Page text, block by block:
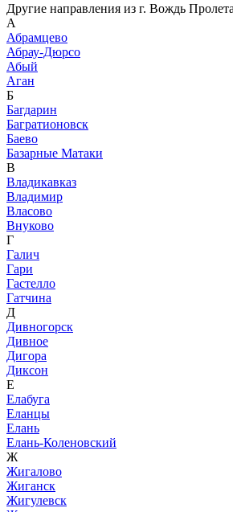
Другие направления из г. Вождь
А
Абрамцево
Абрау-Дюрсо
Абый
Аган
Б
Багдарин
Багратионовск
Баево
Базарные Матаки
В
Владикавказ
Владимир
Власово
Внуково
Г
Галич
Гари
Гастелло
Гатчина
Д
Дивногорск
Дивное
Дигора
Диксон
Е
Елабуга
Еланцы
Елань
Елань-Коленовский
Ж
Жигалово
Жиганск
Жигулевск